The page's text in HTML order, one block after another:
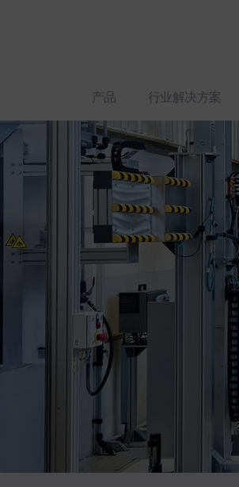
产品 行业解决方案